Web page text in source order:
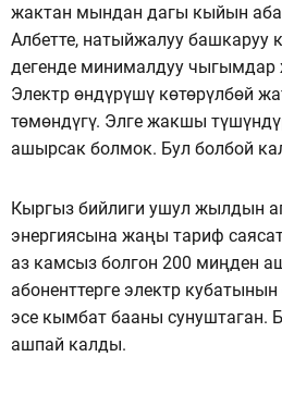
жактан мындан дагы кыйын
Албетте, натыйжалуу башкаруу
дегенде минималдуу
Электр өндүрүшү көтөрүлбөй
төмөндүгү. Элге жакшы
ашырсак болмок. Бул болбой
Кыргыз бийлиги ушул жылдын
энергиясына жаңы тариф
аз камсыз болгон 200 миңден
абоненттерге электр
эсе кымбат бааны сунуштаган.
ашпай калды.